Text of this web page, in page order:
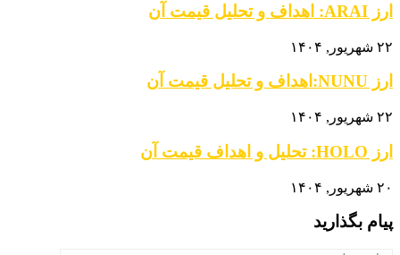
ارز ARAI: اهداف و تحلیل قیمت آن
۲۲ شهریور, ۱۴۰۴
ارز NUNU:اهداف و تحلیل قیمت آن
۲۲ شهریور, ۱۴۰۴
ارز HOLO: تحلیل و اهداف قیمت آن
۲۰ شهریور, ۱۴۰۴
پیام بگذارید